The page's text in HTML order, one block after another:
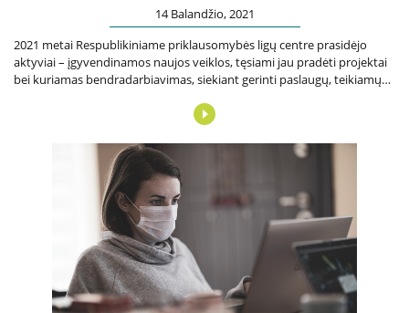
Korupcijos prevencija
Vadovės kreipimasis
Korupcijos prevencijos vykdytojai
Sąrašas RPLC pareigybių, dėl kurių teikiamas
prašymas STT
Korupcijos prevencijos programa
Korupcijos prasireiškimo tikimybė ir rizikos analizė
Atsakomybė
Elgesio kodeksas
Informacija dėl privačių interesų deklaravimo
14 Balandžio, 2021
2021 metai Respublikiniame priklausomybės ligų centre prasidėjo
aktyviai – įgyvendinamos naujos veiklos, tęsiami jau pradėti projektai
bei kuriamas bendradarbiavimas, siekiant gerinti paslaugų, teikiamų